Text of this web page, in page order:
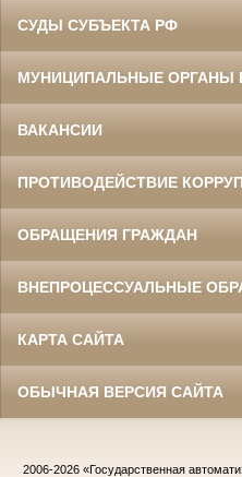
СУДЫ СУБЪЕКТА РФ
МУНИЦИПАЛЬНЫЕ ОРГАНЫ
ВАКАНСИИ
ПРОТИВОДЕЙСТВИЕ
ОБРАЩЕНИЯ ГРАЖДАН
ВНЕПРОЦЕССУАЛЬНЫЕ
КАРТА САЙТА
ОБЫЧНАЯ ВЕРСИЯ САЙТА
2006-2026 «Государственная